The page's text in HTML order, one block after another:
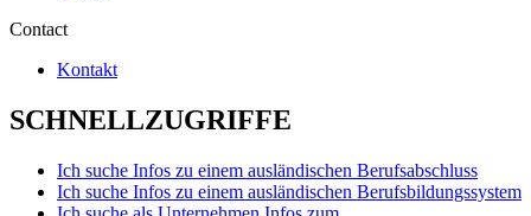
Contact
Kontakt
SCHNELLZUGRIFFE
Ich suche Infos zu einem ausländischen Berufsabschluss
Ich suche Infos zu einem ausländischen Berufsbildungssystem